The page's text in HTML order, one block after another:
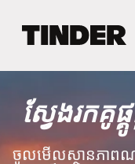
ម
ស្វែងរកគូ
ចូលមើលស្ថានភាព